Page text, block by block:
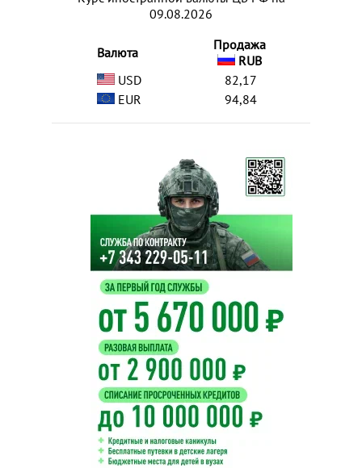
09.08.2026
Валюта
Продажа
RUB
USD
82,17
EUR
94,84